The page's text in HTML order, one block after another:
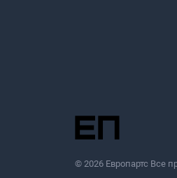
© 2026 Европартс Все